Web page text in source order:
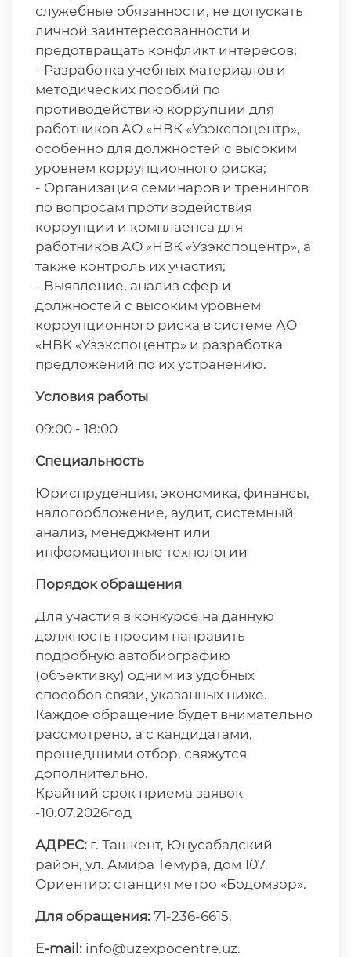
служебные обязанности, не допускать
личной заинтересованности и
предотвращать конфликт интересов;
- Разработка учебных материалов и
методических пособий по
противодействию коррупции для
работников АО «НВК «Узэкспоцентр»,
особенно для должностей с высоким
уровнем коррупционного риска;
- Организация семинаров и тренингов
по вопросам противодействия
коррупции и комплаенса для
работников АО «НВК «Узэкспоцентр», а
также контроль их участия;
- Выявление, анализ сфер и
должностей с высоким уровнем
коррупционного риска в системе АО
«НВК «Узэкспоцентр» и разработка
предложений по их устранению.
Условия работы
09:00 - 18:00
Специальность
Юриспруденция, экономика, финансы,
налогообложение, аудит, системный
анализ, менеджмент или
информационные технологии
Порядок обращения
Для участия в конкурсе на данную
должность просим направить
подробную автобиографию
(объективку) одним из удобных
способов связи, указанных ниже.
Каждое обращение будет внимательно
рассмотрено, а с кандидатами,
прошедшими отбор, свяжутся
дополнительно.
Крайний срок приема заявок
-10.07.2026год
АДРЕС: г. Ташкент, Юнусабадский
район, ул. Амира Темура, дом 107.
Ориентир: станция метро «Бодомзор».
Для обращения: 71-236-6615.
E-mail: info@uzexpocentre.uz.